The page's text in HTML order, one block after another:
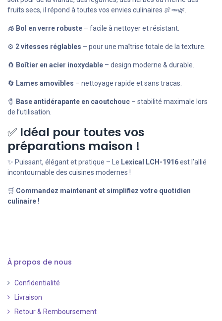
fruits secs, il répond à toutes vos envies culinaires 🍖🥕🌿.
🧊 Bol en verre robuste – facile à nettoyer et résistant.
⚙️ 2 vitesses réglables – pour une maîtrise totale de la texture.
🧲 Boîtier en acier inoxydable – design moderne & durable.
🔄 Lames amovibles – nettoyage rapide et sans tracas.
🧷 Base antidérapante en caoutchouc – stabilité maximale lors
de l’utilisation.
✅ Idéal pour toutes vos
préparations maison !
✨ Puissant, élégant et pratique – Le Lexical LCH-1916est l’allié
incontournable des cuisines modernes !
🛒 Commandez maintenant et simplifiez votre quotidien
culinaire !
À propos de nous
Confidentialité
Livraison
Retour & Remboursement